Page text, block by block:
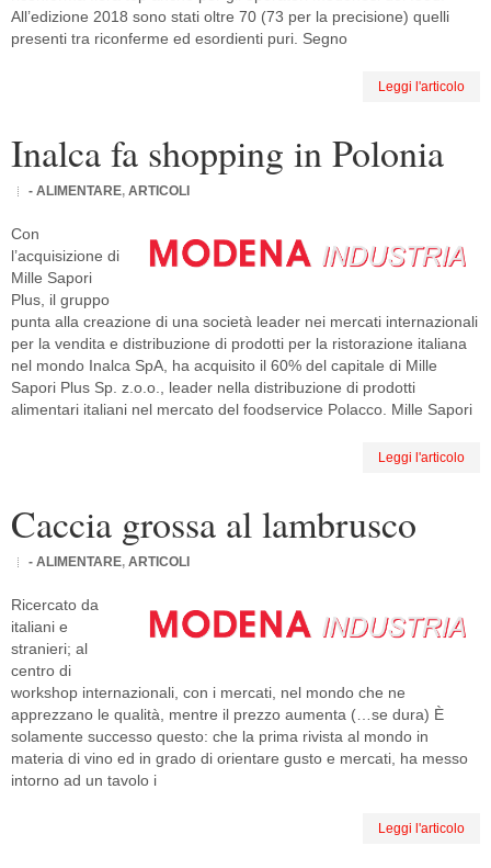
All’edizione 2018 sono stati oltre 70 (73 per la precisione) quelli
presenti tra riconferme ed esordienti puri. Segno
Leggi l'articolo
Inalca fa shopping in Polonia
- ALIMENTARE, ARTICOLI
Con
l’acquisizione di
Mille Sapori
Plus, il gruppo
punta alla creazione di una società leader nei mercati internazionali
per la vendita e distribuzione di prodotti per la ristorazione italiana
nel mondo Inalca SpA, ha acquisito il 60% del capitale di Mille
Sapori Plus Sp. z.o.o., leader nella distribuzione di prodotti
alimentari italiani nel mercato del foodservice Polacco. Mille Sapori
Leggi l'articolo
Caccia grossa al lambrusco
- ALIMENTARE, ARTICOLI
Ricercato da
italiani e
stranieri; al
centro di
workshop internazionali, con i mercati, nel mondo che ne
apprezzano le qualità, mentre il prezzo aumenta (…se dura) È
solamente successo questo: che la prima rivista al mondo in
materia di vino ed in grado di orientare gusto e mercati, ha messo
intorno ad un tavolo i
Leggi l'articolo